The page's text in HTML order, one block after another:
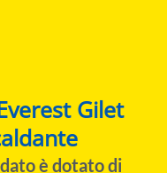
Gilet
è dotato di